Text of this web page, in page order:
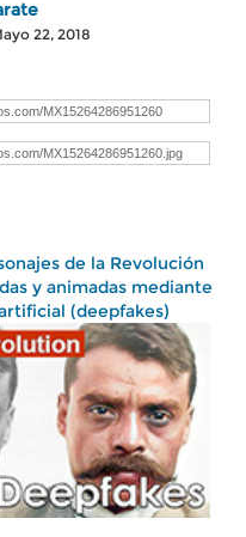
22, 2018
de la Revolución
y animadas mediante
(deepfakes)